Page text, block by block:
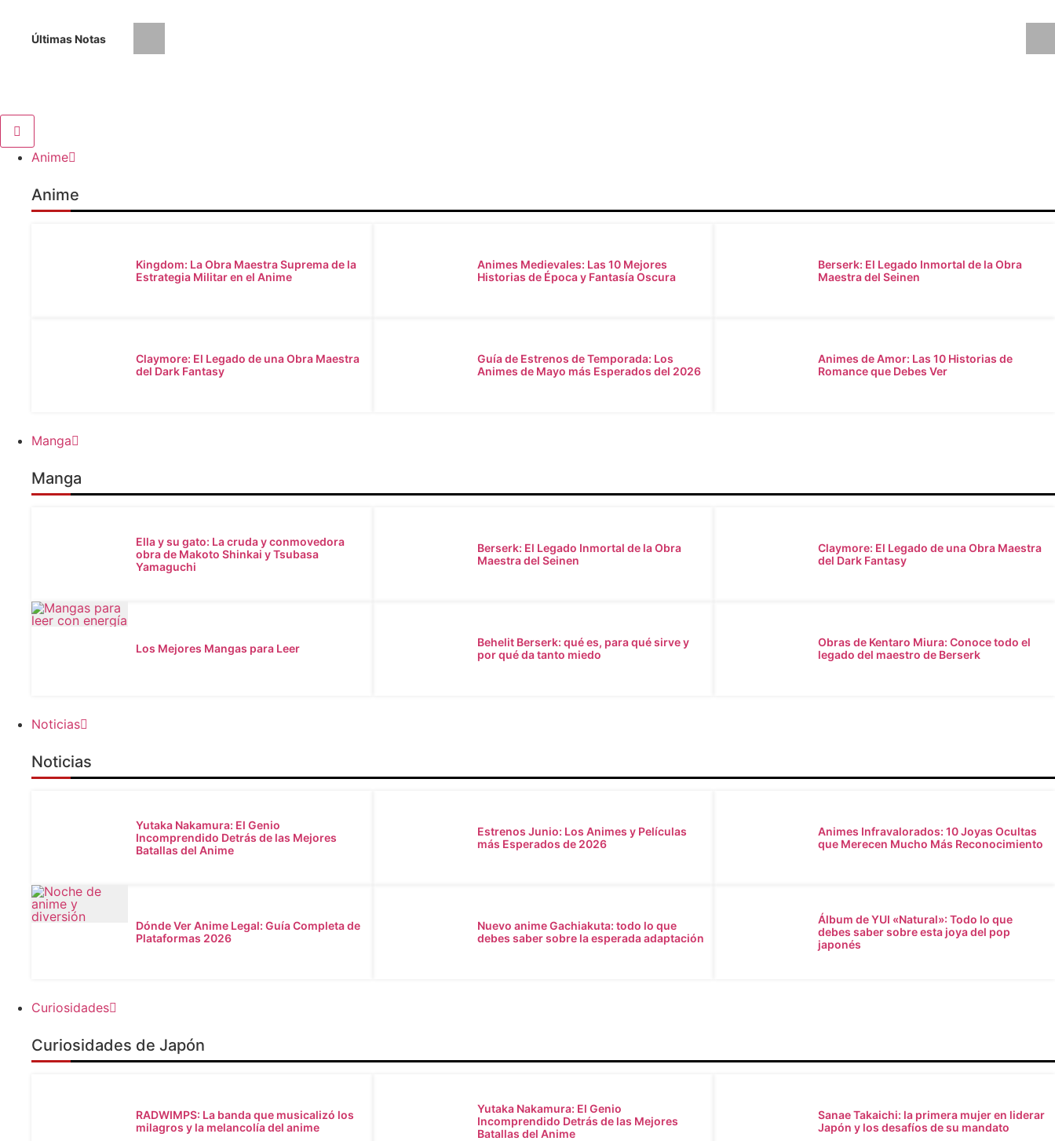
Últimas Notas
Anime
Anime
Kingdom: La Obra Maestra Suprema de la
Estrategia Militar en el Anime
Animes Medievales: Las 10 Mejores
Historias de Época y Fantasía Oscura
Berserk: El Legado Inmortal de la Obra
Maestra del Seinen
Claymore: El Legado de una Obra Maestra
del Dark Fantasy
Guía de Estrenos de Temporada: Los
Animes de Mayo más Esperados del 2026
Animes de Amor: Las 10 Historias de
Romance que Debes Ver
Manga
Manga
Ella y su gato: La cruda y conmovedora
obra de Makoto Shinkai y Tsubasa
Yamaguchi
Berserk: El Legado Inmortal de la Obra
Maestra del Seinen
Claymore: El Legado de una Obra Maestra
del Dark Fantasy
Los Mejores Mangas para Leer
Behelit Berserk: qué es, para qué sirve y
por qué da tanto miedo
Obras de Kentaro Miura: Conoce todo el
legado del maestro de Berserk
Noticias
Noticias
Yutaka Nakamura: El Genio
Incomprendido Detrás de las Mejores
Batallas del Anime
Estrenos Junio: Los Animes y Películas
más Esperados de 2026
Animes Infravalorados: 10 Joyas Ocultas
que Merecen Mucho Más Reconocimiento
Dónde Ver Anime Legal: Guía Completa de
Plataformas 2026
Nuevo anime Gachiakuta: todo lo que
debes saber sobre la esperada adaptación
Álbum de YUI «Natural»: Todo lo que
debes saber sobre esta joya del pop
japonés
Curiosidades
Curiosidades de Japón
RADWIMPS: La banda que musicalizó los
milagros y la melancolía del anime
Yutaka Nakamura: El Genio
Incomprendido Detrás de las Mejores
Batallas del Anime
Sanae Takaichi: la primera mujer en liderar
Japón y los desafíos de su mandato